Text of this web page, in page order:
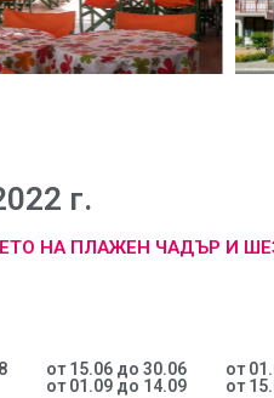
г.
НА ПЛАЖЕН ЧАДЪР И
от 15.06 до 30.06
от 01.09 до 14.09
от
от